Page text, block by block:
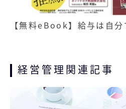
【無料eBook】給与は自
経営管理関連記事